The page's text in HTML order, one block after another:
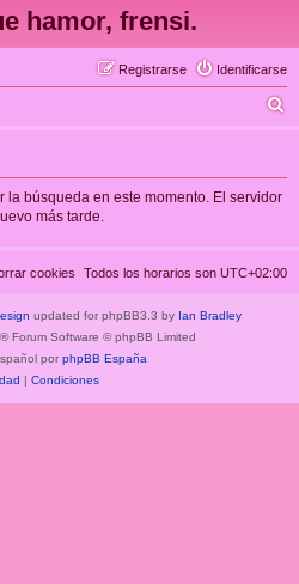
hamor, frensi.
Identificarse
Registrarse
la búsqueda en este momento. El servidor
más tarde.
Todos los horarios son UTC+02:00
cookies
updated for phpBB3.3 by Ian Bradley
® Forum Software © phpBB Limited
por phpBB España
| Condiciones